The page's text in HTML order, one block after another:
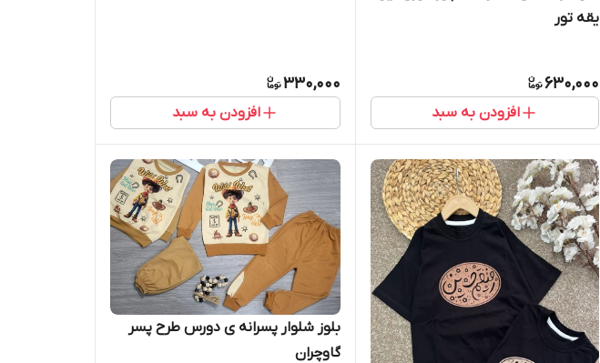
یقه تور
630,000
افزودن به سبد
330,000
افزودن به سبد
بلوز شلوار پسرانه ی دورس طرح پسر
گاوچران